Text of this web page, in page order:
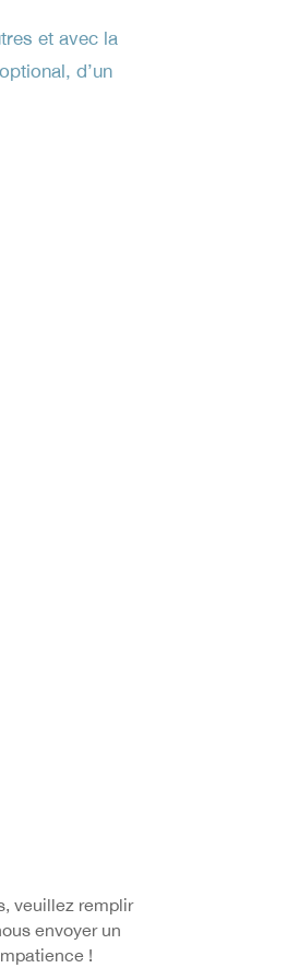
et avec la
d’un
veuillez remplir
envoyer un
!